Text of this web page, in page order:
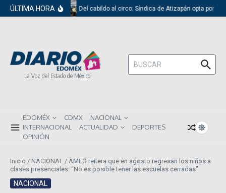
Saltar al contenido
ÚLTIMA HORA Del cabildo al circo: Síndica de Atizapán opta por el
La Voz del Estado de México
Buscar:
EDOMÉX CDMX
NACIONAL
INTERNACIONAL
ACTUALIDAD
DEPORTES
OPINIÓN
Inicio / NACIONAL / AMLO reitera que en agosto regresan los niños a
clases presenciales: “No es posible tener las escuelas cerradas”
NACIONAL